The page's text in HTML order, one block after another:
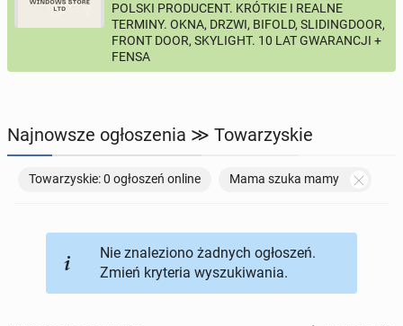
USŁUGI 162ogłoszenia online
MOTORYZACJA 10ogłoszeń online
TOWARZYSKIE ogłoszeń online
POLSKI PRODUCENT. KRÓTKIE I REALNE
TERMINY. OKNA, DRZWI, BIFOLD, SLIDINGDOOR,
FRONT DOOR, SKYLIGHT. 10 LAT GWARANCJI +
FENSA
Najnowsze ogłoszenia ≫ Towarzyskie
Towarzyskie: 0 ogłoszeń online Mama szuka mamy
Nie znaleziono żadnych ogłoszeń.
Zmień kryteria wyszukiwania.